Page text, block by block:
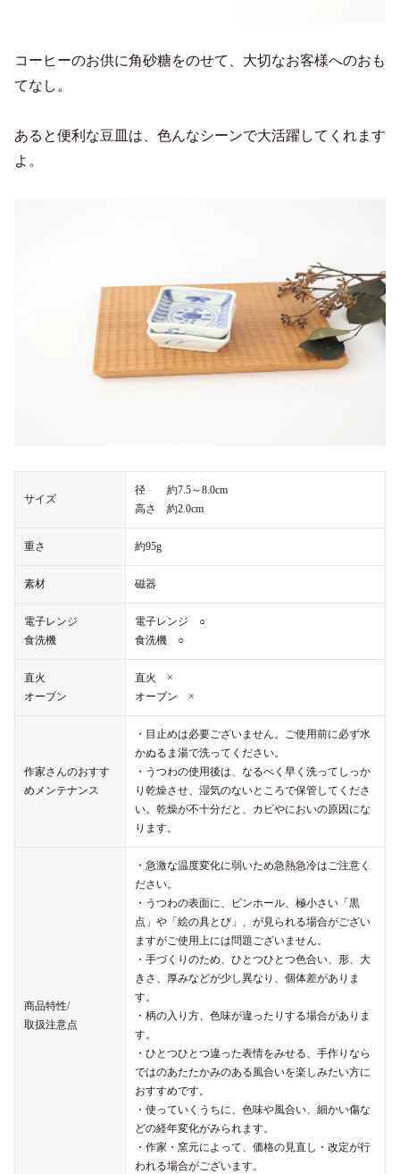
コーヒーのお供に角砂糖をのせて、大切なお客様へのおも
てなし。
あると便利な豆皿は、色んなシーンで大活躍してくれます
よ。
サイズ
径 約7.5～8.0cm
高さ 約2.0cm
重さ 約95g
素材 磁器
電子レンジ
食洗機
電子レンジ ○
食洗機 ○
直火
オーブン
直火 ×
オーブン ×
作家さんのおすす
めメンテナンス
・目止めは必要ございません。ご使用前に必ず水
かぬるま湯で洗ってください。
・うつわの使用後は、なるべく早く洗ってしっか
り乾燥させ、湿気のないところで保管してくださ
い。乾燥が不十分だと、カビやにおいの原因にな
ります。
商品特性/
取扱注意点
・急激な温度変化に弱いため急熱急冷はご注意く
ださい。
・うつわの表面に、ピンホール、極小さい「黒
点」や「絵の具とび」、が見られる場合がござい
ますがご使用上には問題ございません。
・手づくりのため、ひとつひとつ色合い、形、大
きさ、厚みなどが少し異なり、個体差がありま
す。
・柄の入り方、色味が違ったりする場合がありま
す。
・ひとつひとつ違った表情をみせる、手作りなら
ではのあたたかみのある風合いを楽しみたい方に
おすすめです。
・使っていくうちに、色味や風合い、細かい傷な
どの経年変化がみられます。
・作家・窯元によって、価格の見直し・改定が行
われる場合がございます。